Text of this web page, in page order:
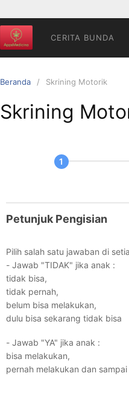
CERITA BUNDA
Beranda Skrining Motorik
Skrining
Pemeriksaan
Kasar
&
Halus
Petunjuk Pengisian
Pilih salah satu jawaban di
- Jawab "TIDAK" jika anak :
tidak bisa,
tidak pernah,
belum bisa melakukan,
dulu bisa sekarang tidak bisa
- Jawab "YA" jika anak :
bisa melakukan,
pernah melakukan dan
this
blank.